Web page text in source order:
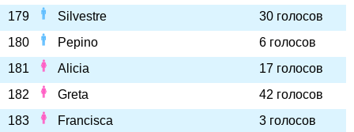
179
Silvestre
30 голосов
180
Pepino
6 голосов
181
Alicia
17 голосов
182
Greta
42 голосов
183
Francisca
3 голосов